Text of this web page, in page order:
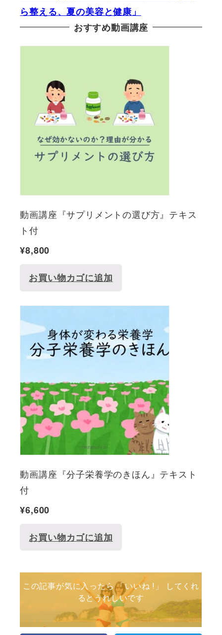
ら整える、夏の美容と健康」
おすすめ動画講座
動画講座『サプリメントの選び方』テキス
ト付
¥8,800
お買い物カゴに追加
動画講座『分子栄養学のきほん』テキスト
付
¥6,600
お買い物カゴに追加
この記事が気に入ったら 「いいね !」 してくれ
るとうれしいです